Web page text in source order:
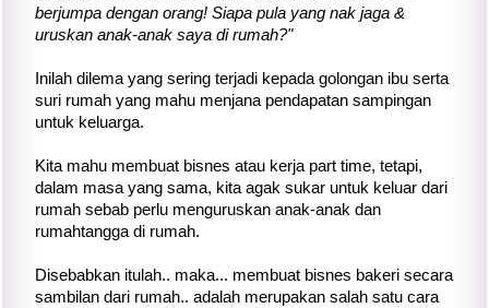
berjumpa dengan orang! Siapa pula yang nak jaga &
uruskan anak-anak saya di rumah?"
Inilah dilema yang sering terjadi kepada golongan ibu serta
suri rumah yang mahu menjana pendapatan sampingan
untuk keluarga.
Kita mahu membuat bisnes atau kerja part time, tetapi,
dalam masa yang sama, kita agak sukar untuk keluar dari
rumah sebab perlu menguruskan anak-anak dan
rumahtangga di rumah.
Disebabkan itulah.. maka... membuat bisnes bakeri secara
sambilan dari rumah.. adalah merupakan salah satu cara